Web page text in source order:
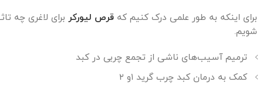
برای اینکه به طور علمی درک کنیم که قرص لیورکر برای لاغری چه
شویم.
ترمیم آسیب‌های ناشی از تجمع چربی در کبد
کمک به درمان کبد چرب گرید ۱و ۲